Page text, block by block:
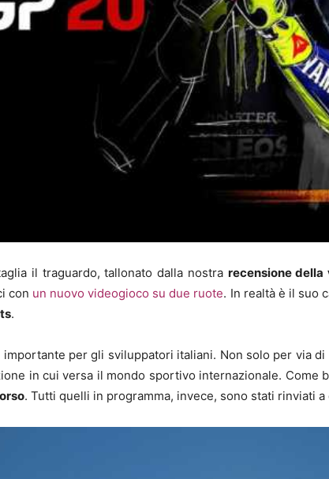
il traguardo, tallonato dalla nostra recensione della
con un nuovo videogioco su due ruote. In realtà è il suo
.
per gli sviluppatori italiani. Non solo per via di
in cui versa il mondo sportivo internazionale. Come
. Tutti quelli in programma, invece, sono stati rinviati a